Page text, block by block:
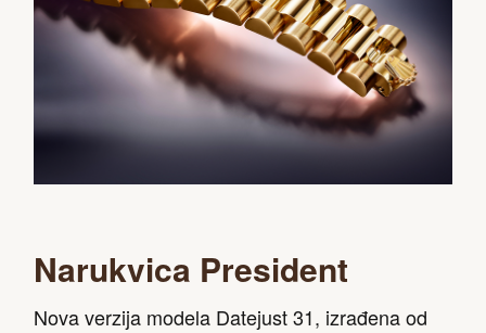
Narukvica President
Nova verzija modela Datejust 31, izrađena od